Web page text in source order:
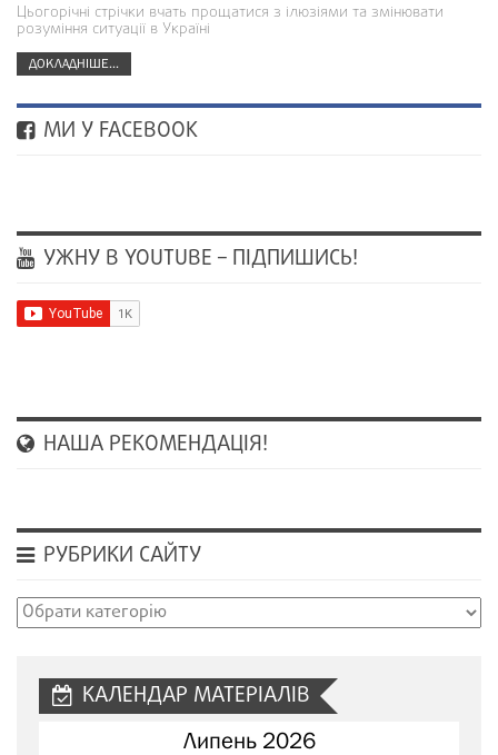
Цьогорічні стрічки вчать прощатися з ілюзіями та змінювати
розуміння ситуації в Україні
ДОКЛАДНІШЕ...
МИ У FACEBOOK
УЖНУ В YOUTUBE – ПІДПИШИСЬ!
НАША РЕКОМЕНДАЦІЯ!
РУБРИКИ САЙТУ
Рубрики
КАЛЕНДАР МАТЕРІАЛІВ
Липень 2026